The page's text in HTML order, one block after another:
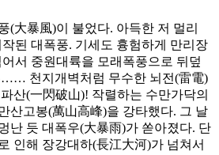
大暴風)이 불었다. 아득한 저 멀리
된 대폭풍. 기세도 흉험하게 만리장
서 중원대륙을 모래폭풍으로 뒤덮
…… 천지개벽처럼 무수한 뇌전(雷電)
산(一閃破山)! 작렬하는 수만가닥의
산고봉(萬山高峰)을 강타했다. 그 날
듯 대폭우(大暴雨)가 쏟아졌다. 단
인해 장강대하(長江大河)가 넘쳐서